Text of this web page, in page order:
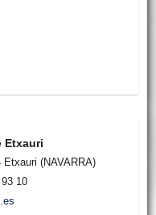
Etxauri
(NAVARRA)
10